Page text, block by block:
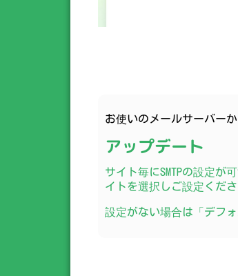
お使いのメールサーバー
アップデート
サイト毎にSMTPの設定が
イトを選択しご設定くださ
設定がない場合は「デフ